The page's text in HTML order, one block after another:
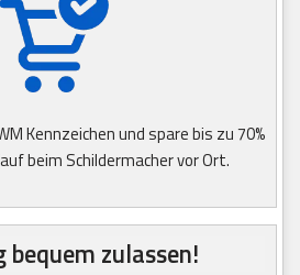
Kennzeichen und spare bis zu 70%
beim Schildermacher vor Ort.
bequem zulassen!